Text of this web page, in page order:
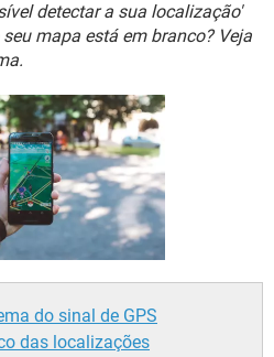
GMAIL
EXCEL
detectar a sua localização'
mapa está em branco? Veja
do sinal de GPS
das localizações